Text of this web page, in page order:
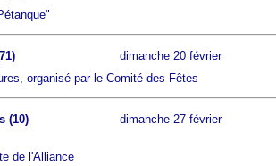
dimanche 20 février
organisé par le Comité des Fêtes
(10) dimanche 27 février
de l'Alliance